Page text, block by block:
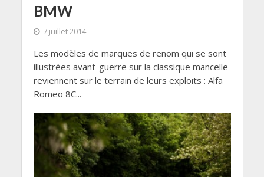
BMW
7 juillet 2014
Les modèles de marques de renom qui se sont
illustrées avant-guerre sur la classique mancelle
reviennent sur le terrain de leurs exploits : Alfa
Romeo 8C...